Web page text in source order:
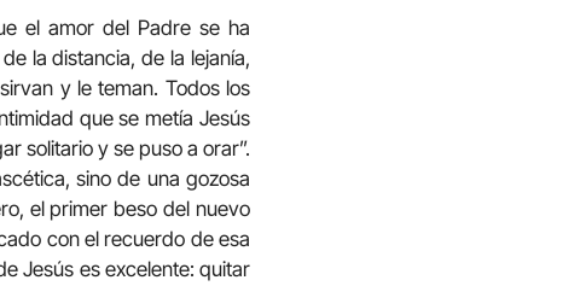
el amor del Padre se ha
la distancia, de la lejanía,
y le teman. Todos los
que se metía Jesús
solitario y se puso a orar”.
sino de una gozosa
el primer beso del nuevo
con el recuerdo de esa
Jesús es excelente: quitar